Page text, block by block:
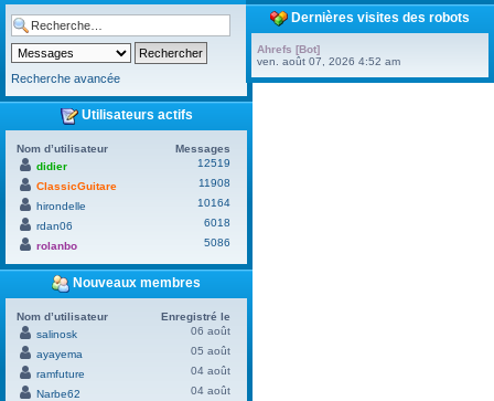
Recherche avancée
Utilisateurs actifs
Nom d’utilisateur
Messages
didier
12519
ClassicGuitare
11908
hirondelle
10164
rdan06
6018
rolanbo
5086
Nouveaux membres
Nom d’utilisateur
Enregistré le
salinosk
06 août
ayayema
05 août
ramfuture
04 août
Narbe62
04 août
Dernières visites des robots
Ahrefs [Bot]
ven. août 07, 2026 4:52 am